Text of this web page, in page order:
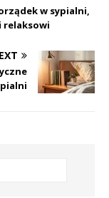
w sypialni,
relaksowi